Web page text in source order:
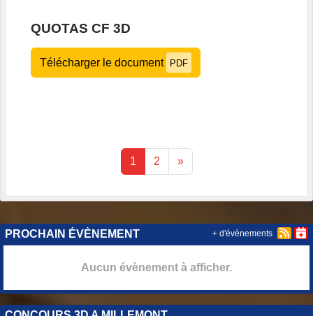
QUOTAS CF 3D
Télécharger le document PDF
1 2 »
PROCHAIN ÉVÈNEMENT
Aucun évènement à afficher.
+ d'évènements